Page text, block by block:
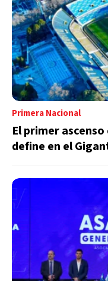
Primera Nacional
El primer
define en el